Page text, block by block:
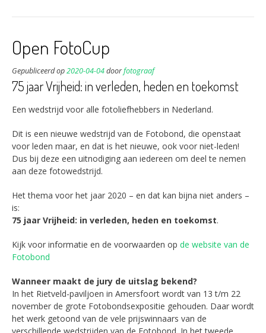
Open FotoCup
Gepubliceerd op2020-04-04doorfotograaf
75 jaar Vrijheid: in verleden, heden en toekomst
Een wedstrijd voor alle fotoliefhebbers in Nederland.
Dit is een nieuwe wedstrijd van de Fotobond, die openstaat
voor leden maar, en dat is het nieuwe, ook voor niet-leden!
Dus bij deze een uitnodiging aan iedereen om deel te nemen
aan deze fotowedstrijd.
Het thema voor het jaar 2020 – en dat kan bijna niet anders –
is:
75 jaar Vrijheid: in verleden, heden en toekomst.
Kijk voor informatie en de voorwaarden op de website van de
Fotobond
Wanneer maakt de jury de uitslag bekend?
In het Rietveld-paviljoen in Amersfoort wordt van 13 t/m 22
november de grote Fotobondsexpositie gehouden. Daar wordt
het werk getoond van de vele prijswinnaars van de